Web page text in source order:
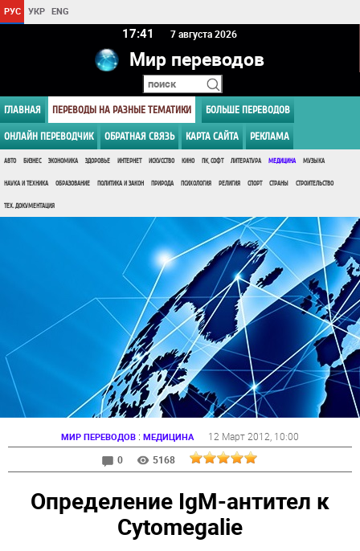
РУС УКР ENG
17 41 7 августа 2026
Мир переводов
ГЛАВНАЯ ПЕРЕВОДЫ НА РАЗНЫЕ ТЕМАТИКИ БОЛЬШЕ ПЕРЕВОДОВ
ОНЛАЙН ПЕРЕВОДЧИК ОБРАТНАЯ СВЯЗЬ КАРТА САЙТА РЕКЛАМА
АВТО БИЗНЕС ЭКОНОМИКА ЗДОРОВЬЕ ИНТЕРНЕТ ИСКУССТВО КИНО ПК, СОФТ ЛИТЕРАТУРА МЕДИЦИНА МУЗЫКА
НАУКА И ТЕХНИКА ОБРАЗОВАНИЕ ПОЛИТИКА И ЗАКОН ПРИРОДА ПСИХОЛОГИЯ РЕЛИГИЯ СПОРТ СТРАНЫ СТРОИТЕЛЬСТВО
ТЕХ. ДОКУМЕНТАЦИЯ
МИР ПЕРЕВОДОВ : МЕДИЦИНА 12 Март 2012 , 10:00
0
5168
Определение IgМ-антител к
Cytomegalie